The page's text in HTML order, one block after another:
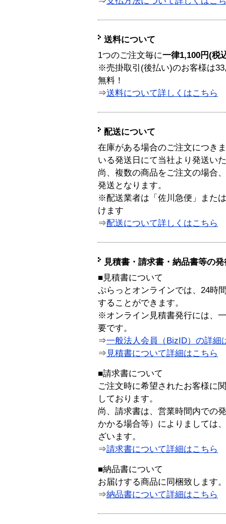
送料について
1つのご注文毎に一律1,100円(税
※売掛取引(後払い)のお客様は
無料！
⇒送料について詳しくはこちら
配送について
在庫がある場合のご注文につき
いる発送日にて当社より発送い
尚、複数の商品をご注文の場合
発送となります。
※配送業者は「佐川急便」また
けます
⇒配送について詳しくはこちら
見積書・請求書・納品書等の
■見積書について
ぷらっとオンラインでは、24時
することができます。
※オンライン見積書発行には、
要です。
⇒一般法人会員（BizID）の詳細
⇒ 見積書について詳細はこちら
■請求書について
ご注文時に希望されたお客様に
しております。
尚、請求書は、営業時間内での
かかる場合等）によりましては
ざいます。
⇒請求書について詳細はこちら
■納品書について
お届けする商品に同梱致します。
⇒納品書について詳細はこちら